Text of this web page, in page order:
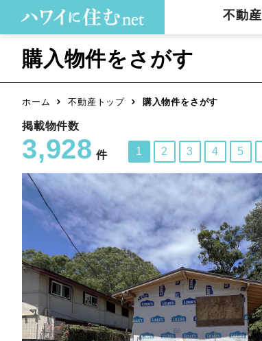
不動産
購入物件をさがす
ホーム 不動産トップ 購入物件をさがす
掲載物件数
3,928 件 1 2 3 4 5